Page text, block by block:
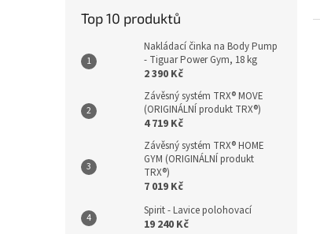
Top 10 produktů
Nakládací činka na Body Pump
- Tiguar Power Gym, 18 kg
2 390 Kč
Závěsný systém TRX® MOVE
(ORIGINÁLNÍ produkt TRX®)
4 719 Kč
Závěsný systém TRX® HOME
GYM (ORIGINÁLNÍ produkt
TRX®)
7 019 Kč
Spirit - Lavice polohovací
19 240 Kč